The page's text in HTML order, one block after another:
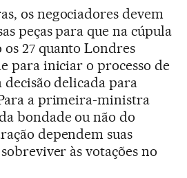
os negociadores devem
peças para que na cúpula
27 quanto Londres
para iniciar o processo de
delicada para
a primeira-ministra
bondade ou não do
dependem suas
às votações no